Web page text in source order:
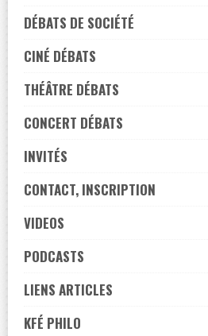
DÉBATS DE SOCIÉTÉ
CINÉ DÉBATS
THÉÂTRE DÉBATS
CONCERT DÉBATS
INVITÉS
CONTACT, INSCRIPTION
VIDEOS
PODCASTS
LIENS ARTICLES
KFÉ PHILO